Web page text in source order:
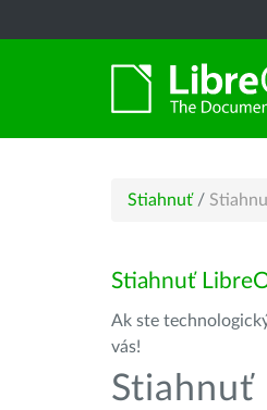
Stiahnuť /
Stiahnuť
Ak ste
vás!
Stiahnuť